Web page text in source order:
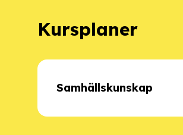
Kursplaner
Samhällskunskap